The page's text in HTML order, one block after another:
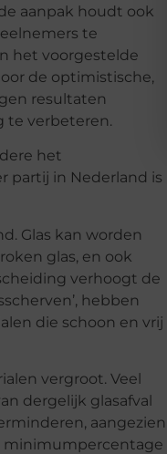
aanpak houdt ook
te
het voorgestelde
de optimistische,
resultaten
te verbeteren.
het
partij in Nederland is
Glas kan worden
glas, en ook
verhoogt de
hebben
die schoon en vrij
vergroot. Veel
dergelijk glasafval
aangezien
minimumpercentage